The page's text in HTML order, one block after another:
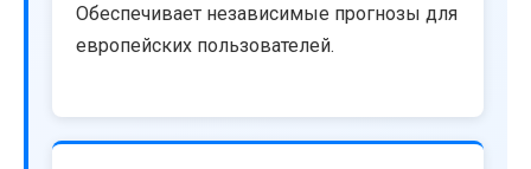
Обеспечивает независимые прогнозы для
европейских пользователей.